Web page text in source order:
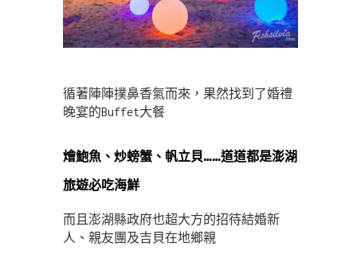
循著陣陣撲鼻香氣而來，果然找到了婚禮
晚宴的Buffet大餐
燴鮑魚、炒螃蟹、帆立貝……道道都是澎湖
旅遊必吃海鮮
而且澎湖縣政府也超大方的招待結婚新
人、親友團及吉貝在地鄉親